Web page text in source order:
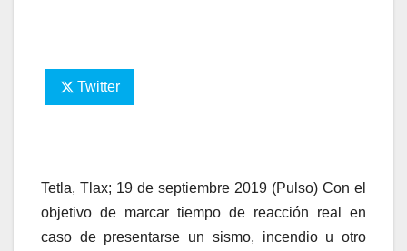
Twitter
Tetla, Tlax; 19 de septiembre 2019 (Pulso) Con el
objetivo de marcar tiempo de reacción real en
caso de presentarse un sismo, incendio u otro